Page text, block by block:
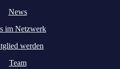
News
im Netzwerk
werden
Team